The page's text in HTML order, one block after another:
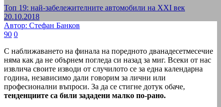
Топ 19: най-забележителните автомобили на XXI век
20.10.2018
Автор: Стефан Банков
90 0
С наближаването на финала на поредното дванадесетмесечие
няма как да не обърнем погледа си назад за миг. Всеки от нас
извлича своите изводи от случилото се за една календарна
година, независимо дали говорим за лични или
професионални въпроси. За да се стигне дотук обаче,
тенденциите са били зададени малко по-рано.